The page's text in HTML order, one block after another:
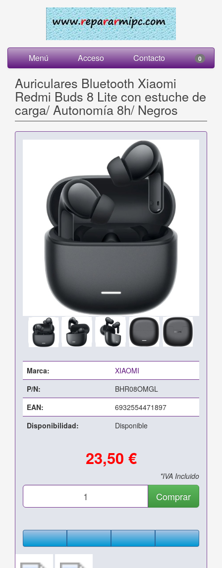
Menú Acceso Contacto 0
Auriculares Bluetooth Xiaomi
Redmi Buds 8 Lite con estuche de
carga/ Autonomía 8h/ Negros
Marca:
XIAOMI
P/N:
BHR08OMGL
EAN:
6932554471897
Disponibilidad:
Disponible
23,50 €
*IVA Incluido
Comprar